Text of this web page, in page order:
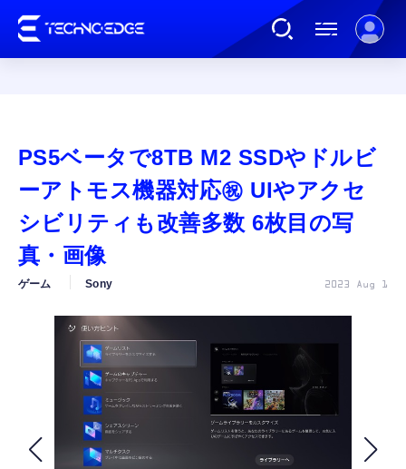
AI
ガジェット
カルチャー
公式ストア
PS5ベータで8TB M2 SSDやドルビ
ーアトモス機器対応㊗ UIやアクセ
シビリティも改善多数 6枚目の写
真・画像
ゲーム Sony 2023 Aug 1